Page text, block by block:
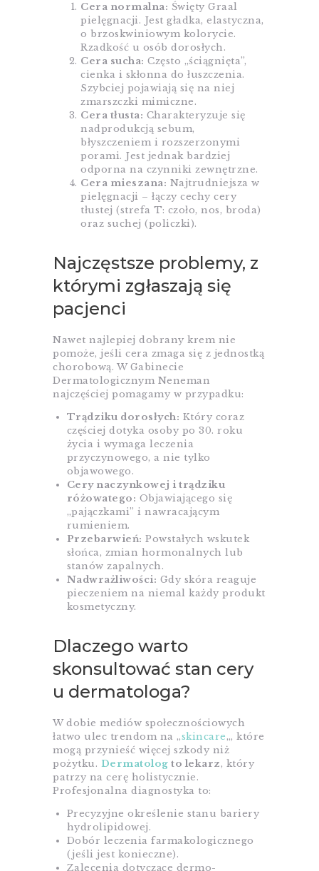
Cera normalna: Święty Graal
pielęgnacji. Jest gładka, elastyczna,
o brzoskwiniowym kolorycie.
Rzadkość u osób dorosłych.
Cera sucha: Często „ściągnięta”,
cienka i skłonna do łuszczenia.
Szybciej pojawiają się na niej
zmarszczki mimiczne.
Cera tłusta: Charakteryzuje się
nadprodukcją sebum,
błyszczeniem i rozszerzonymi
porami. Jest jednak bardziej
odporna na czynniki zewnętrzne.
Cera mieszana: Najtrudniejsza w
pielęgnacji – łączy cechy cery
tłustej (strefa T: czoło, nos, broda)
oraz suchej (policzki).
Najczęstsze problemy, z
którymi zgłaszają się
pacjenci
Nawet najlepiej dobrany krem nie
pomoże, jeśli cera zmaga się z jednostką
chorobową. W Gabinecie
Dermatologicznym Neneman
najczęściej pomagamy w przypadku:
Trądziku dorosłych: Który coraz
częściej dotyka osoby po 30. roku
życia i wymaga leczenia
przyczynowego, a nie tylko
objawowego.
Cery naczynkowej i trądziku
różowatego: Objawiającego się
„pajączkami” i nawracającym
rumieniem.
Przebarwień: Powstałych wskutek
słońca, zmian hormonalnych lub
stanów zapalnych.
Nadwrażliwości: Gdy skóra reaguje
pieczeniem na niemal każdy produkt
kosmetyczny.
Dlaczego warto
skonsultować stan cery
u dermatologa?
W dobie mediów społecznościowych
łatwo ulec trendom na „skincare„, które
mogą przynieść więcej szkody niż
pożytku. Dermatolog to lekarz, który
patrzy na cerę holistycznie.
Profesjonalna diagnostyka to:
Precyzyjne określenie stanu bariery
hydrolipidowej.
Dobór leczenia farmakologicznego
(jeśli jest konieczne).
Zalecenia dotyczące dermo-